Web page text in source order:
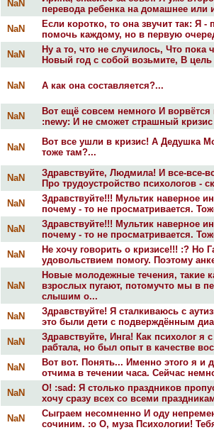
NaN
перевода ребенка на домашнее или
NaN
Если коротко, то она звучит так: Я -
помочь каждому, но в первую
NaN
Ну а то, что не случилось, Что пока
Новый год с собой возьмите, В цель
NaN А как она составляется?...
NaN
Вот ещё совсем немного И ворвётся
:newy: И не сможет страшный
NaN
Вот все ушли в кризис! А Дедушка
тоже там?...
NaN
Здравствуйте, Людмила! И все-все-
Про трудоустройство психологов -
NaN
Здравствуйте!!! Мультик наверное
почему - то не просматривается.
NaN
Здравствуйте!!! Мультик наверное
почему - то не просматривается.
NaN
Не хочу говорить о кризисе!!! :? Но
удовольствием помогу. Поэтому
NaN
Новые молодежные течения, такие
взрослых пугают, потомучто мы в
слышим о...
NaN
Здравствуйте! Я сталкиваюсь с
это были дети с подверждённым
NaN
Здравствуйте, Инга! Как психолог я
рабтала, но был опыт в качестве
NaN
Вот вот. Понять... Именно этого я и
отчима в течении часа. Сейчас
NaN
О! :sad: Я столько праздников
хочу сразу всех со всеми
NaN
Сыграем несомненно И оду
сочиним. :o О, муза Психологии!